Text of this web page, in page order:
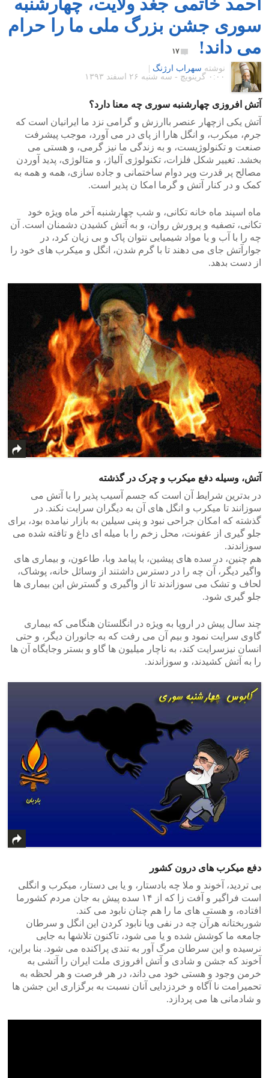
سوری جشن بزرگ ملی ما را حرام
می داند!
۱۷
نوشته سهراب ارژنگ
۰:۰۰ گرينويچ - سه شنبه ۲۶ اسفند ۱۳۹۳
آتش افروزی چهارشنبه سوری چه معنا دارد؟
آتش یکی ازچهار عنصر باارزش و گرامی نزد ما ایرانیان است که
جرم، میکرب، و انگل هارا از پای در می آورد، موجب پیشرفت
صنعت و تکنولوژیست، و به زندگی ما نیز گرمی، و هستی می
بخشد. تغییر شکل فلزات، تکنولوژی آلیاژ، و متالوژی، پدید آوردن
مصالح پر قدرت وپر دوام ساختمانی و جاده سازی، همه و همه به
کمک و در کنار آتش و گرما امکا ن پذیر است.
ماه اسپند ماه خانه تکانی، و شب چهارشنبه آخر ماه ویژه خود
تکانی، تصفیه و پرورش روان، و به آتش کشیدن دشمنان است. آن
چه را با آب و یا مواد شیمیایی نتوان پاک و بی زیان کرد، در
جوارآتش جای می دهند تا با گرم شدن، انگل و میکرب های خود را
از دست بدهد.
آتش، وسیله دفع میکرب و چرک در گذشته
در بدترین شرایط آن است که جسم آسیب پذیر را با آتش می
سوزانند تا میکرب و انگل های آن به دیگران سرایت نکند. در
گذشته که امکان جراحی نبود و پنی سیلین به بازار نیامده بود، برای
جلو گیری از عفونت، محل زخم را با میله ای داغ و تافته شده می
سوزاندند.
هم چنین، در سده های پیشین، با پیامد وبا، طاعون، و بیماری های
واگیر دیگر، آن چه را در دسترس داشتند از وسائل خانه، پوشاک،
لحاف و تشک می سوزاندند تا از واگیری و گسترش این بیماری ها
جلو گیری شود.
چند سال پیش در اروپا به ویژه در انگلستان هنگامی که بیماری
گاوی سرایت نمود و بیم آن می رفت که به جانوران دیگر، و حتی
انسان نیزسرایت کند، به ناچار میلیون ها گاو و بستر وجایگاه آن ها
را به آتش کشیدند، و سوزاندند.
دفع میکرب های درون کشور
بی تردید، آخوند و ملا چه بادستار، و یا بی دستار، میکرب و انگلی
است فراگیر و آفت زا که از ۱۴ سده پیش به جان مردم کشورما
افتاده، و هستی های ما را هم چنان نابود می کند.
شوربختانه هرآن چه در نفی ویا نابود کردن این انگل و سرطان
جامعه ما کوشش شده و یا می شود، تاکنون تلاشها به جایی
نرسیده و این سرطان مرگ آور به تندی پراکنده می شود. بنا براین،
آخوند که جشن و شادی و آتش افروزی ملت ایران را آتشی به
خرمن وجود و هستی خود می داند، در هر فرصت و هر لحظه به
تحمیرامت نا آگاه و خردزدایی آنان نسبت به برگزاری این جشن ها
و شادمانی ها می پردازد.